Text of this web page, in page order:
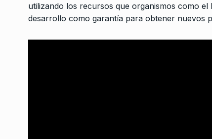
utilizando los recursos que organismos como
desarrollo como garantía para obtener nuevos
«El movimiento
estar en silencio
CABALLERO DE DÍA